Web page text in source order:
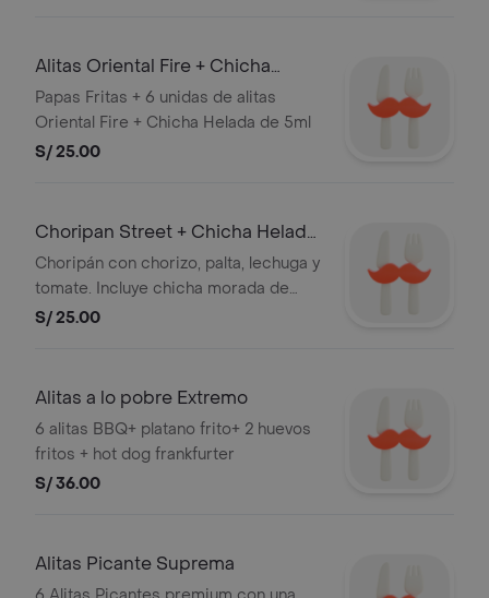
Alitas Oriental Fire + Chicha
Helada
Papas Fritas + 6 unidas de alitas
Oriental Fire + Chicha Helada de 5ml
S/ 25.00
Choripan Street + Chicha Helada
de 50ml
Choripán con chorizo, palta, lechuga y
tomate. Incluye chicha morada de
50ml.
S/ 25.00
Alitas a lo pobre Extremo
6 alitas BBQ+ platano frito+ 2 huevos
fritos + hot dog frankfurter
S/ 36.00
Alitas Picante Suprema